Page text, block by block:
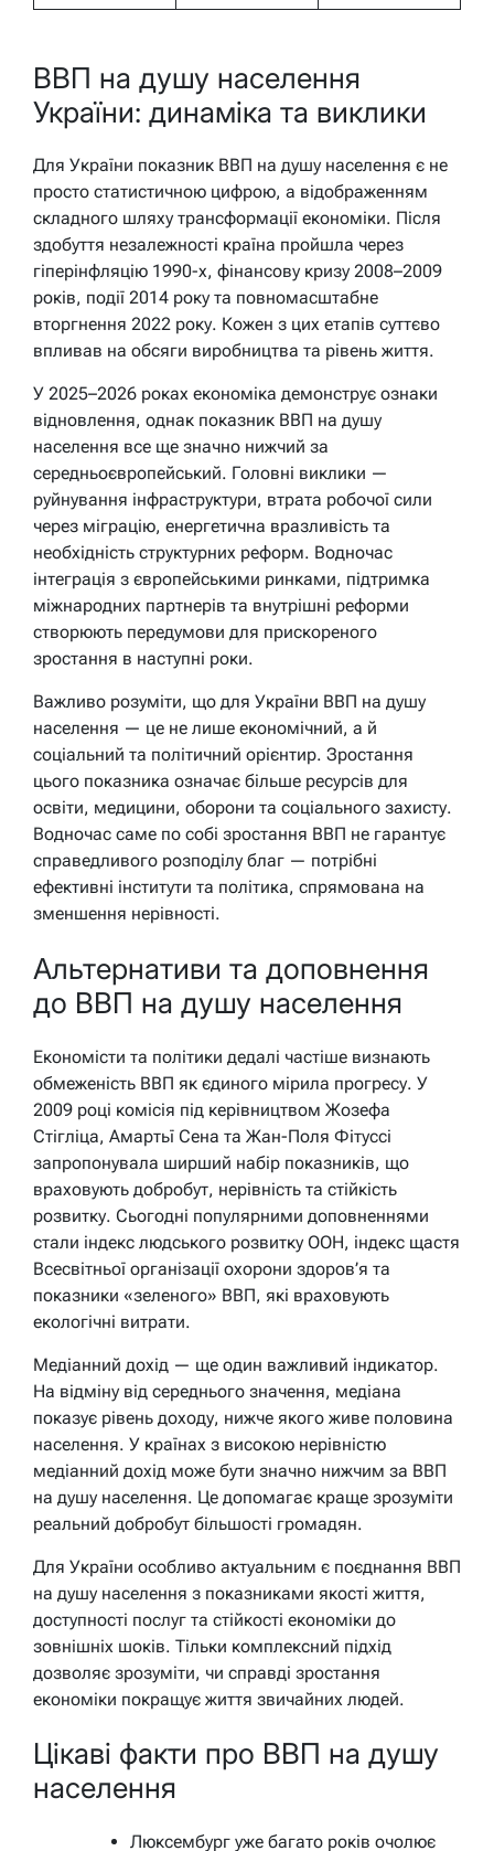
ВВП на душу населення
України: динаміка та виклики
Для України показник ВВП на душу населення є не
просто статистичною цифрою, а відображенням
складного шляху трансформації економіки. Після
здобуття незалежності країна пройшла через
гіперінфляцію 1990-х, фінансову кризу 2008–2009
років, події 2014 року та повномасштабне
вторгнення 2022 року. Кожен з цих етапів суттєво
впливав на обсяги виробництва та рівень життя.
У 2025–2026 роках економіка демонструє ознаки
відновлення, однак показник ВВП на душу
населення все ще значно нижчий за
середньоєвропейський. Головні виклики —
руйнування інфраструктури, втрата робочої сили
через міграцію, енергетична вразливість та
необхідність структурних реформ. Водночас
інтеграція з європейськими ринками, підтримка
міжнародних партнерів та внутрішні реформи
створюють передумови для прискореного
зростання в наступні роки.
Важливо розуміти, що для України ВВП на душу
населення — це не лише економічний, а й
соціальний та політичний орієнтир. Зростання
цього показника означає більше ресурсів для
освіти, медицини, оборони та соціального захисту.
Водночас саме по собі зростання ВВП не гарантує
справедливого розподілу благ — потрібні
ефективні інститути та політика, спрямована на
зменшення нерівності.
Альтернативи та доповнення
до ВВП на душу населення
Економісти та політики дедалі частіше визнають
обмеженість ВВП як єдиного мірила прогресу. У
2009 році комісія під керівництвом Жозефа
Стігліца, Амартьї Сена та Жан-Поля Фітуссі
запропонувала ширший набір показників, що
враховують добробут, нерівність та стійкість
розвитку. Сьогодні популярними доповненнями
стали індекс людського розвитку ООН, індекс щастя
Всесвітньої організації охорони здоров’я та
показники «зеленого» ВВП, які враховують
екологічні витрати.
Медіанний дохід — ще один важливий індикатор.
На відміну від середнього значення, медіана
показує рівень доходу, нижче якого живе половина
населення. У країнах з високою нерівністю
медіанний дохід може бути значно нижчим за ВВП
на душу населення. Це допомагає краще зрозуміти
реальний добробут більшості громадян.
Для України особливо актуальним є поєднання ВВП
на душу населення з показниками якості життя,
доступності послуг та стійкості економіки до
зовнішніх шоків. Тільки комплексний підхід
дозволяє зрозуміти, чи справді зростання
економіки покращує життя звичайних людей.
Цікаві факти про ВВП на душу
населення
Люксембург уже багато років очолює